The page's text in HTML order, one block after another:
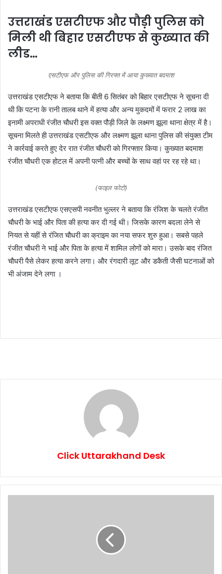
उत्तराखंड एसटीएफ और पौड़ी पुलिस को
मिली थी बिहार एसटीएफ से कुख्यात की
लीड…
एसटीएफ और पुलिस की गिरफ्त में आया कुख्यात बदमाश
उत्तराखंड एसटीएफ ने बताया कि बीती 6 सितंबर को बिहार एसटीएफ ने सूचना दी
थी कि पटना के रानी तालब थाने में हत्या और अन्य मुकदमों में फरार 2 लाख का
इनामी अपराधी रंजीत चौधरी इस वक्त पौड़ी जिले के लक्ष्मण झूला थाना क्षेत्र में है।
सूचना मिलते ही उत्तराखंड एसटीएफ और लक्ष्मण झूला थाना पुलिस की संयुक्त टीम
ने कार्रवाई करते हुए देर रात रंजीत चौधरी को गिरफ्तार किया। कुख्यात बदमाश
रंजीत चौधरी एक होटल में अपनी पत्नी और बच्चों के साथ वहां पर रह रहे था।
(फाइल फोटो)
उत्तराखंड एसटीएफ एसएसपी नवनीत भुल्लर ने बताया कि रंजिश के चलते रंजीत
चौधरी के भाई और पिता की हत्या कर दी गई थी। जिसके कारण बदला लेने से
नियत से यहीं से रंजित चौधरी का क्राइम का नया सफर शुरु हुआ। सबसे पहले
रंजीत चौधरी ने भाई और पिता के हत्या में शामिल लोगों को मारा। उसके बाद रंजित
चौधरी पैसे लेकर हत्या करने लगा। और रंगदारी लूट और डकैती जैसी घटनाओं को
भी अंजाम देने लगा ।
Click Uttarakhand Desk